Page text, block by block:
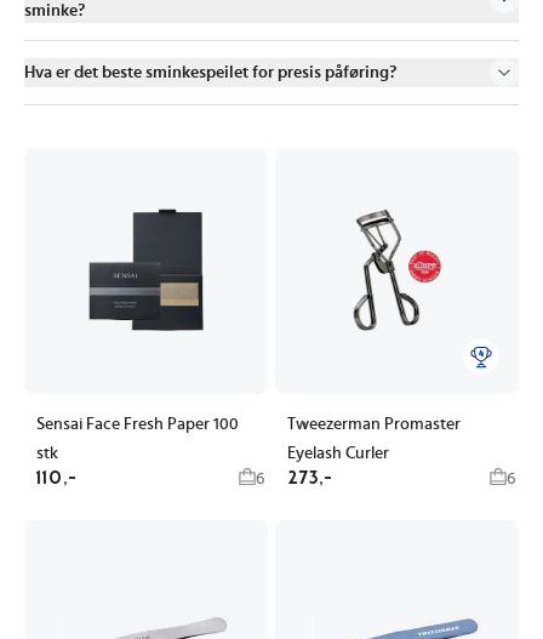
sminke?
Hva er det beste sminkespeilet for presis påføring?
Sensai Face Fresh Paper 100
stk
110,- 6
Tweezerman Promaster
Eyelash Curler
273,- 6